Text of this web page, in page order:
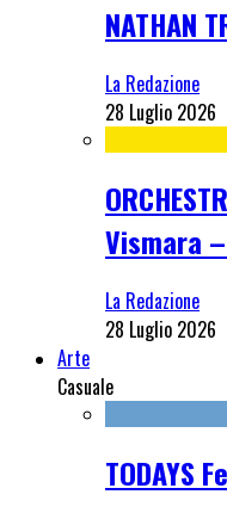
NATHAN
La Redazione
28 Luglio 2026
Vismara
La Redazione
28 Luglio 2026
Arte
Casuale
TODAYS